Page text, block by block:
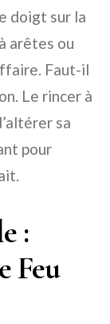
doigt sur la
arêtes ou
Faut-il
Le rincer à
sa
pour
:
Feu